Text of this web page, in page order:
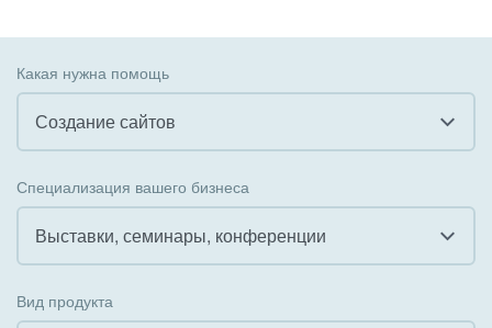
Какая нужна помощь
Создание сайтов
Внедрение КЭДО
Интеграция с 1С
Специализация вашего бизнеса
Выставки, семинары, конференции
Вид продукта